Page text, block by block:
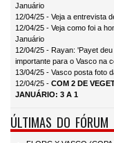
Januário
12/04/25 - Veja a entrevista
12/04/25 - Veja como foi a
Januário
12/04/25 - Rayan: 'Payet
importante para o Vasco na
13/04/25 - Vasco posta foto
12/04/25 - COM 2 DE
JANUÁRIO: 3 A 1
ÚLTIMAS DO FÓRUM